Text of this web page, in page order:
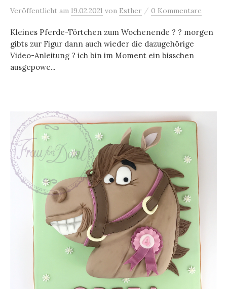
Veröffentlicht am 19.02.2021 von Esther / 0 Kommentare
Kleines Pferde-Törtchen zum Wochenende ? ? morgen
gibts zur Figur dann auch wieder die dazugehörige
Video-Anleitung ? ich bin im Moment ein bisschen
ausgepowe...